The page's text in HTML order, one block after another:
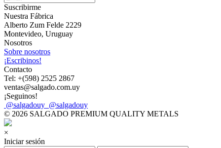
Suscribirme
Nuestra Fábrica
Alberto Zum Felde 2229
Montevideo, Uruguay
Nosotros
Sobre nosotros
¡Escribinos!
Contacto
Tel: +(598) 2525 2867
ventas@salgado.com.uy
¡Seguinos!
@salgadouy @salgadouy
© 2026 SALGADO PREMIUM QUALITY METALS
×
Iniciar sesión